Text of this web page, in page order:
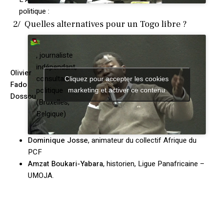
politique :
2/ Quelles alternatives pour un Togo libre ?
Olivier
Fado
Dossou
, journaliste
indépendant,
consultant
politique
(Bruxelles,
Belgique)
Cliquez pour accepter les cookies
marketing et activer ce contenu
Dominique Josse, animateur du collectif Afrique du
PCF
Amzat Boukari-Yabara, historien, Ligue Panafricaine –
UMOJA.